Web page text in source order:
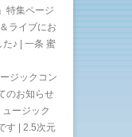
特集ページ
ライブにお
♪ | 一条 蜜
ジックコン
のお知らせ
ージック
す | 2.5次元